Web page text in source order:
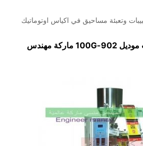
وتعبئة مساحيق في اكياس اوتوماتيك
موديل 902-100G
ماركة مهندس